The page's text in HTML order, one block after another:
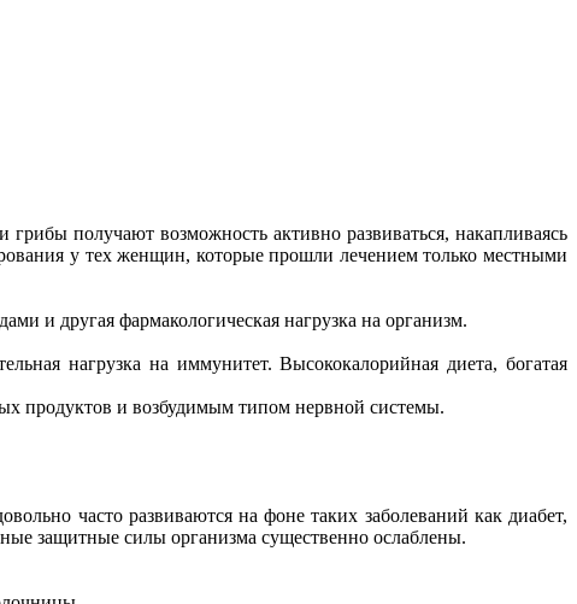
получают возможность активно развиваться, накапливаясь
у тех женщин, которые прошли лечением только местными
и другая фармакологическая нагрузка на организм.
нагрузка на иммунитет. Высококалорийная диета, богатая
продуктов и возбудимым типом нервной системы.
часто развиваются на фоне таких заболеваний как диабет,
защитные силы организма существенно ослаблены.